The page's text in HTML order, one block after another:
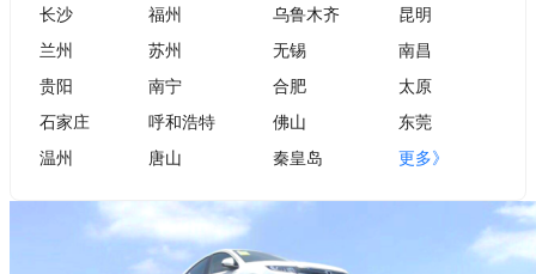
长沙
福州 乌鲁木齐
昆明
兰州
苏州 无锡
南昌
贵阳
南宁 合肥
太原
石家庄
呼和浩特 佛山
东莞
温州
唐山 秦皇岛 更多》